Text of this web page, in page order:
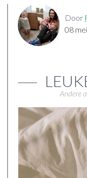
Door
08
Andere